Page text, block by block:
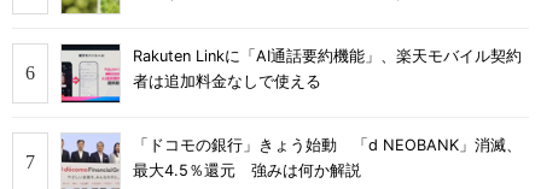
Rakuten Linkに「AI通話要約機能」、楽天モバイル契約
者は追加料金なしで使える
「ドコモの銀行」きょう始動 「d NEOBANK」消滅、
最大4.5％還元 強みは何か解説